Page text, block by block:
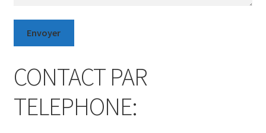
CONTACT PAR
TELEPHONE: